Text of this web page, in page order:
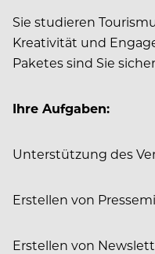
Sie studieren
Kreativität und
Paketes sind Sie
Ihre Aufgaben:
Unterstützung des
Erstellen von
Erstellen von